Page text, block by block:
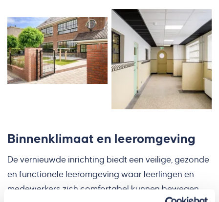
Binnenklimaat en leeromgeving
De vernieuwde inrichting biedt een veilige, gezonde
en functionele leeromgeving waar leerlingen en
medewerkers zich comfortabel kunnen bewegen.